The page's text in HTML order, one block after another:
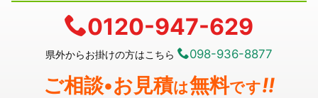
0120-947-629
県外からお掛けの方はこちら 098-936-8877
ご相談•お見積は無料です!!